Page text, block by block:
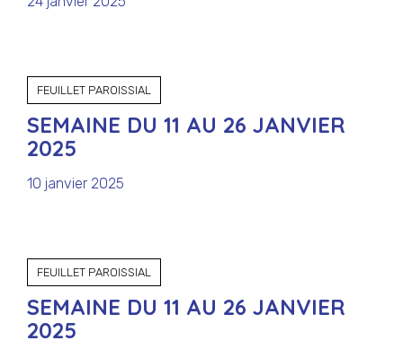
FEUILLET PAROISSIAL
SEMAINE DU 11 AU 26 JANVIER
2025
10 janvier 2025
FEUILLET PAROISSIAL
SEMAINE DU 11 AU 26 JANVIER
2025